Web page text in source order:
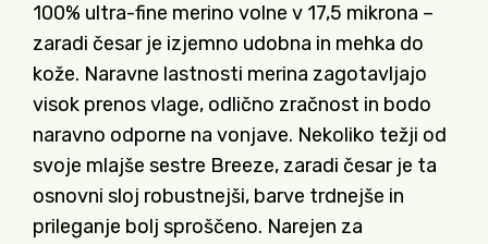
100% ultra-fine merino volne v 17,5 mikrona –
zaradi česar je izjemno udobna in mehka do
kože. Naravne lastnosti merina zagotavljajo
visok prenos vlage, odlično zračnost in bodo
naravno odporne na vonjave. Nekoliko težji od
svoje mlajše sestre Breeze, zaradi česar je ta
osnovni sloj robustnejši, barve trdnejše in
prileganje bolj sproščeno. Narejen za